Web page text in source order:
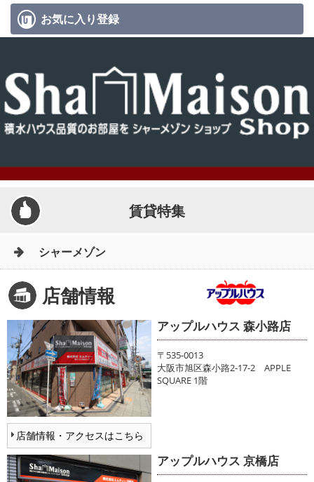
お気に入り登録
賃貸特集
シャーメゾン
店舗情報
店舗情報・アクセスはこちら
アップルハウス 森小路店
〒535-0013
大阪市旭区森小路2-17-2 APPLE
SQUARE 1階
アップルハウス 京橋店